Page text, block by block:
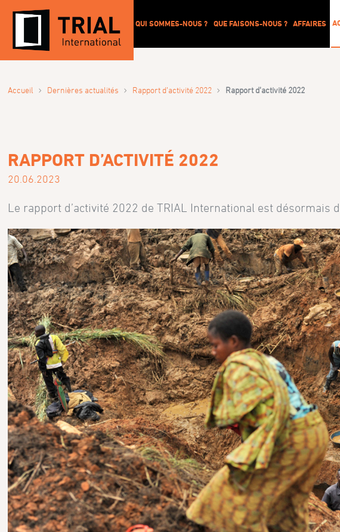
QUI SOMMES-NOUS ? QUE FAISONS-NOUS ? AFFAIRES
Accueil › Dernières actualités › Rapport d’activité 2022 › Rapport d’activité 2022
RAPPORT D’ACTIVITÉ 2022
20.06.2023
Le rapport d’activité 2022 de TRIAL International est désormais